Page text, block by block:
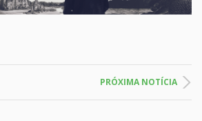
PRÓXIMA NOTÍCIA